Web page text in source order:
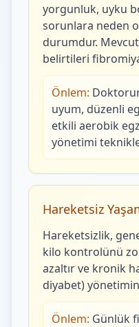
yorgunluk, uyku
sorunlara neden
durumdur.
belirtileri
Önlem:
uyum, düzenli
etkili aerobik
yönetimi
Hareketsiz
Hareketsizlik,
kilo kontrolünü
azaltır ve kronik
diyabet)
Önlem: Günlük